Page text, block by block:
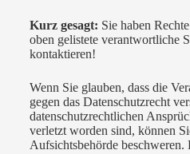
Kurz gesagt: Sie haben
oben gelistete verantwortliche
kontaktieren!
Wenn Sie glauben, dass die
gegen das Datenschutzrecht
datenschutzrechtlichen
verletzt worden sind, können
Aufsichtsbehörde